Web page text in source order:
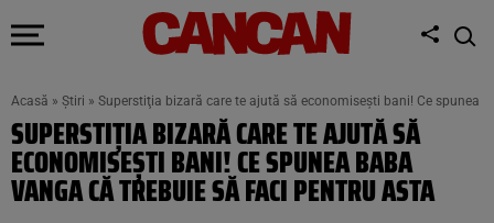
Acasă » Știri » Superstiţia bizară care te ajută să economiseşti bani! Ce spunea
SUPERSTIŢIA BIZARĂ CARE TE AJUTĂ SĂ
ECONOMISEŞTI BANI! CE SPUNEA BABA
VANGA CĂ TREBUIE SĂ FACI PENTRU ASTA